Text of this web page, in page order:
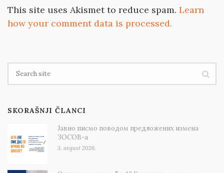
This site uses Akismet to reduce spam. Learn
how your comment data is processed.
SKORAŠNJI ČLANCI
Јавно писмо поводом предложених измена
ЗОСОВ-а
3. avgust 2026.